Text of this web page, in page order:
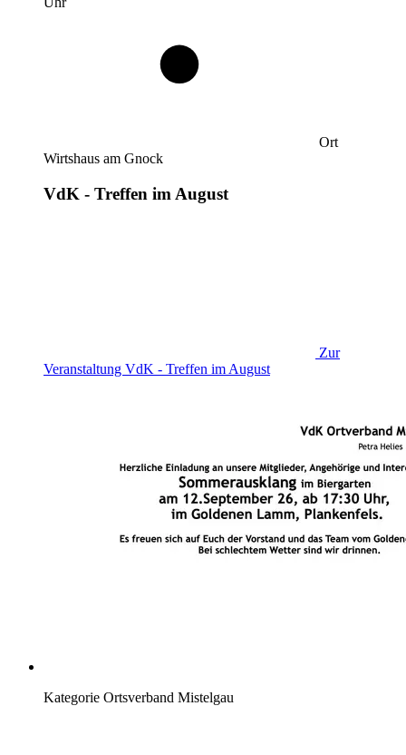
Ort
Wirtshaus am Gnock
VdK - Treffen im August
Zur
Veranstaltung VdK - Treffen im August
Kategorie Ortsverband Mistelgau